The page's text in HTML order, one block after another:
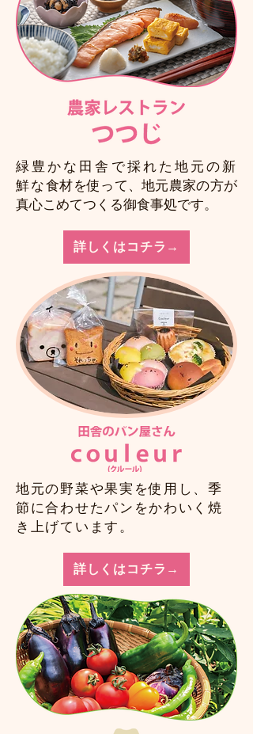
緑豊かな田舎で採れた地元の新
鮮な食材を使って、地元農家の方が
真心こめてつくる御食事処です。
詳しくはコチラ→
​地元の野菜や果実を使用し、季
節に合わせたパンをかわいく焼
き上げています。
詳しくはコチラ→